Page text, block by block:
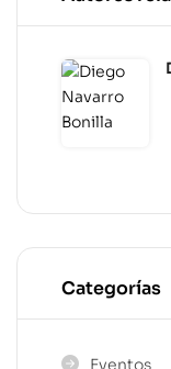
Categorías
Eventos